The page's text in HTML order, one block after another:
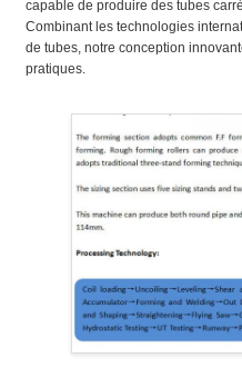
capable de produire des tubes
Combinant les technologies
de tubes, notre conception
pratiques.